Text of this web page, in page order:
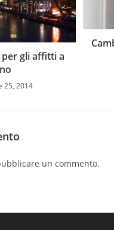
per gli affitti a
25, 2014
un commento.